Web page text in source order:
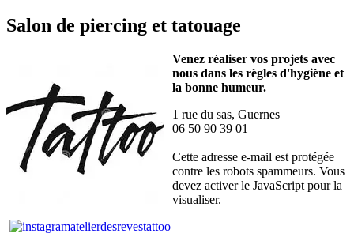
Salon de piercing et tatouage
Venez réaliser vos projets avec
nous dans les règles d'hygiène et
la bonne humeur.
1 rue du sas, Guernes
06 50 90 39 01
Cette adresse e-mail est protégée
contre les robots spammeurs. Vous
devez activer le JavaScript pour la
visualiser.
atelierdesrevestattoo